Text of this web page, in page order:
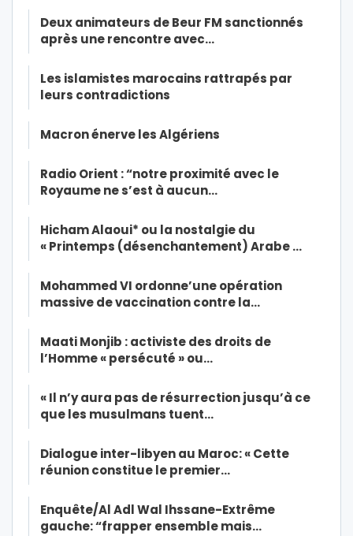
Deux animateurs de Beur FM sanctionnés
après une rencontre avec…
Les islamistes marocains rattrapés par
leurs contradictions
Macron énerve les Algériens
Radio Orient : “notre proximité avec le
Royaume ne s’est à aucun…
Hicham Alaoui* ou la nostalgie du
« Printemps (désenchantement) Arabe …
Mohammed VI ordonne’une opération
massive de vaccination contre la…
Maati Monjib : activiste des droits de
l’Homme « persécuté » ou…
« Il n’y aura pas de résurrection jusqu’à ce
que les musulmans tuent…
Dialogue inter-libyen au Maroc: « Cette
réunion constitue le premier…
Enquête/Al Adl Wal Ihssane-Extrême
gauche: “frapper ensemble mais…